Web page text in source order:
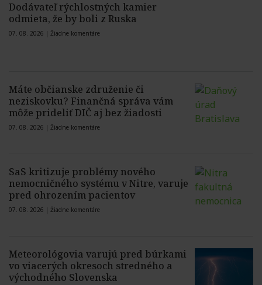
Dodávateľ rýchlostných kamier
odmieta, že by boli z Ruska
07. 08. 2026 | Žiadne komentáre
Máte občianske združenie či
neziskovku? Finančná správa vám
môže prideliť DIČ aj bez žiadosti
07. 08. 2026 | Žiadne komentáre
SaS kritizuje problémy nového
nemocničného systému v Nitre, varuje
pred ohrozením pacientov
07. 08. 2026 | Žiadne komentáre
Meteorológovia varujú pred búrkami
vo viacerých okresoch stredného a
východného Slovenska